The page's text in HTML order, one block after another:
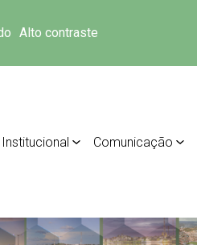
Alto contraste
Institucional Comunicação